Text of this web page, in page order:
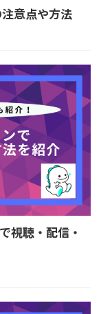
意点や方法
視聴・配信・